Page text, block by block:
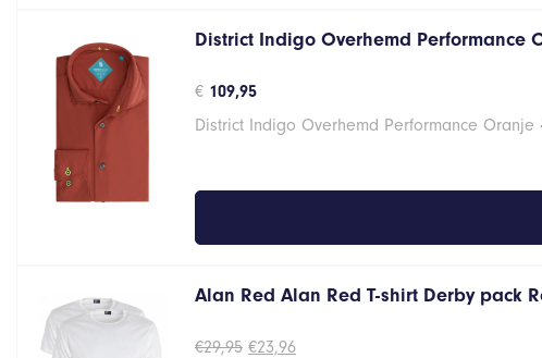
District Indigo Overhemd Performance
€ 109,95
District Indigo Overhemd Performance Oranje
Alan Red Alan Red T-shirt Derby pack
€29,95 Oorspronkelijke
€23,96Huidige